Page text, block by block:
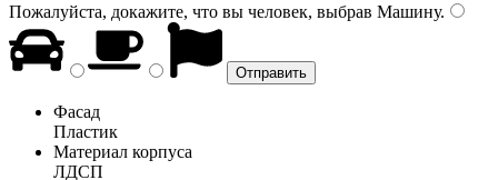
Пожалуйста, докажите, что вы человек, выбрав Машину.
Фасад
Пластик
Материал корпуса
ЛДСП